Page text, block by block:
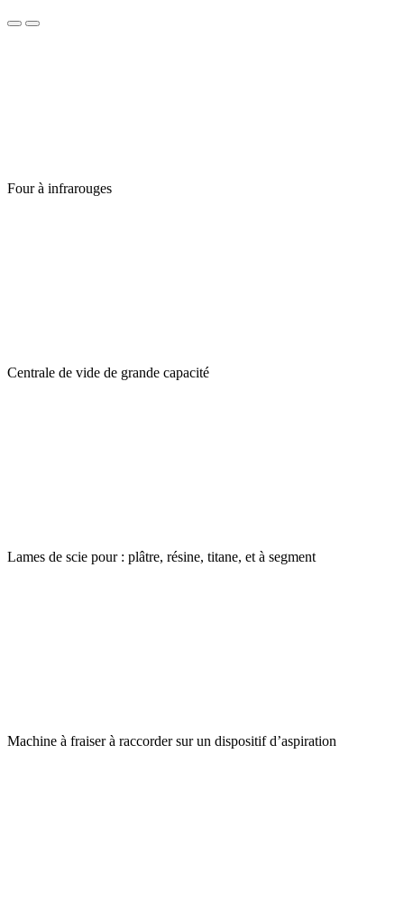
Four à infrarouges
Centrale de vide de grande capacité
Lames de scie pour : plâtre, résine, titane, et à segment
Machine à fraiser à raccorder sur un dispositif d’aspiration